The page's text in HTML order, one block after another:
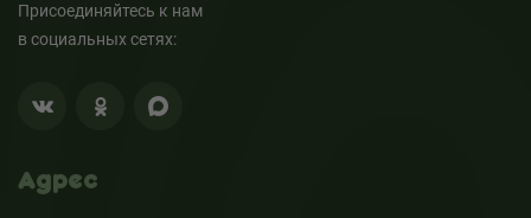
Присоединяйтесь к нам
в социальных сетях:
Адрес